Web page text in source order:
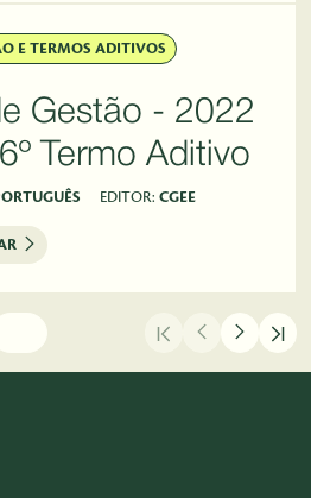
E TERMOS ADITIVOS
Gestão - 2022
Termo Aditivo
EDITOR: CGEE